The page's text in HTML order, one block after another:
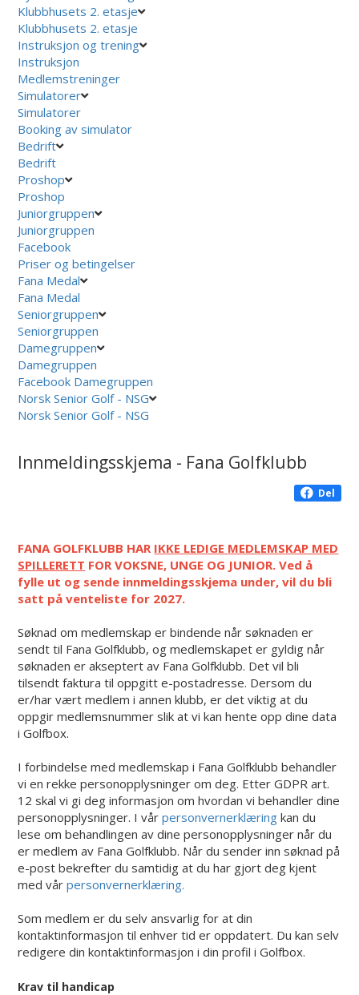
Klubbhusets 2. etasje
Klubbhusets 2. etasje
Instruksjon og trening
Instruksjon
Medlemstreninger
Simulatorer
Simulatorer
Booking av simulator
Bedrift
Bedrift
Proshop
Proshop
Juniorgruppen
Juniorgruppen
Facebook
Priser og betingelser
Fana Medal
Fana Medal
Seniorgruppen
Seniorgruppen
Damegruppen
Damegruppen
Facebook Damegruppen
Norsk Senior Golf - NSG
Norsk Senior Golf - NSG
Innmeldingsskjema - Fana Golfklubb
Del
FANA GOLFKLUBB HAR IKKE LEDIGE MEDLEMSKAP MED
SPILLERETT FOR VOKSNE, UNGE OG JUNIOR.Ved å
fylle ut og sende innmeldingsskjema under, vil du bli
satt på venteliste for 2027.
Søknad om medlemskap er bindende når søknaden er
sendt til Fana Golfklubb, og medlemskapet er gyldig når
søknaden er akseptert av Fana Golfklubb. Det vil bli
tilsendt faktura til oppgitt e-postadresse. Dersom du
er/har vært medlem i annen klubb, er det viktig at du
oppgir medlemsnummer slik at vi kan hente opp dine data
i Golfbox.
I forbindelse med medlemskap i Fana Golfklubb behandler
vi en rekke personopplysninger om deg. Etter GDPR art.
12 skal vi gi deg informasjon om hvordan vi behandler dine
personopplysninger. I vårpersonvernerklæringkan du
lese om behandlingen av dine personopplysninger når du
er medlem av Fana Golfklubb. Når du sender inn søknad på
e-post bekrefter du samtidig at du har gjort deg kjent
med vårpersonvernerklæring.
Som medlem er du selv ansvarlig for at din
kontaktinformasjon til enhver tid er oppdatert. Du kan selv
redigere din kontaktinformasjon i din profil i Golfbox.
Krav til handicap